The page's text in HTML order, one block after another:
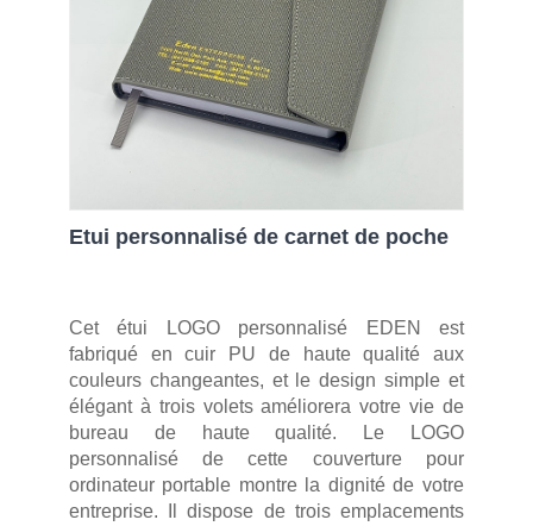
Etui personnalisé de carnet de poche
Cet étui LOGO personnalisé EDEN est
fabriqué en cuir PU de haute qualité aux
couleurs changeantes, et le design simple et
élégant à trois volets améliorera votre vie de
bureau de haute qualité. Le LOGO
personnalisé de cette couverture pour
ordinateur portable montre la dignité de votre
entreprise. Il dispose de trois emplacements